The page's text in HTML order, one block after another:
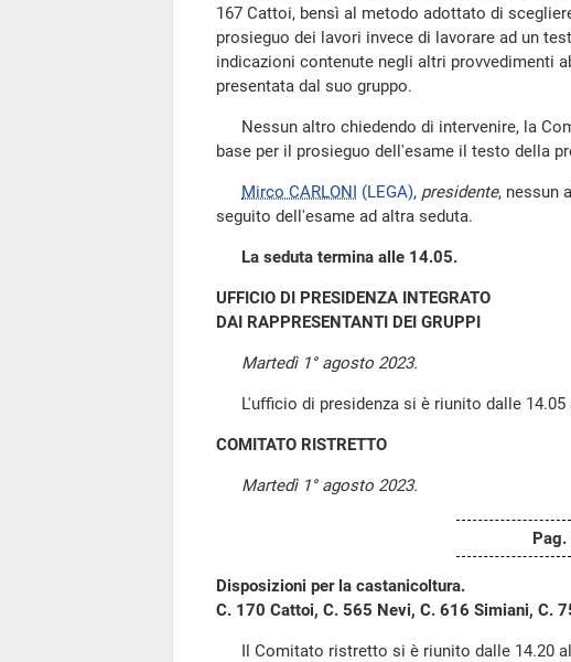
167 Cattoi, bensì al metodo adottato di
prosieguo dei lavori invece di lavorare ad un
indicazioni contenute negli altri provvedimenti
presentata dal suo gruppo.
Nessun altro chiedendo di intervenire, la
base per il prosieguo dell'esame il testo della
Mirco CARLONI (LEGA), presidente, nessun
seguito dell'esame ad altra seduta.
La seduta termina alle 14.05.
UFFICIO DI PRESIDENZA INTEGRATO
DAI RAPPRESENTANTI DEI GRUPPI
Martedì 1° agosto 2023.
L'ufficio di presidenza si è riunito dalle 14.05
COMITATO RISTRETTO
Martedì 1° agosto 2023.
Disposizioni per la castanicoltura.
C. 170 Cattoi, C. 565 Nevi, C. 616 Simiani, C.
Il Comitato ristretto si è riunito dalle 14.20